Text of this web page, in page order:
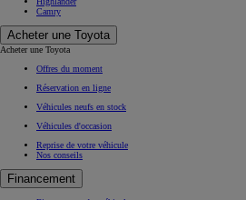
Camry
Acheter une Toyota
Acheter une Toyota
Offres du moment
Réservation en ligne
Véhicules neufs en stock
Véhicules d'occasion
Reprise de votre véhicule
Nos conseils
Financement